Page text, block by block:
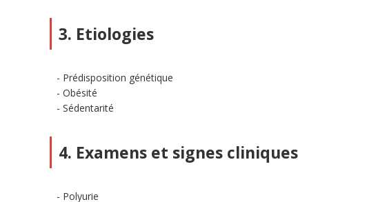
3. Etiologies
Prédisposition génétique
Obésité
Sédentarité
4. Examens et signes cliniques
Polyurie